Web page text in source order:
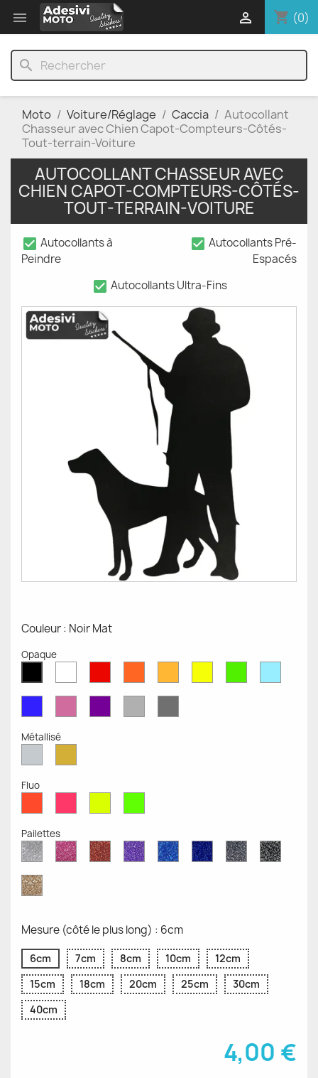
 shopping_cart (0)

search
Moto Voiture/Réglage Caccia
Autocollant
Chasseur avec Chien Capot-Compteurs-Côtés-
Tout-terrain-Voiture
AUTOCOLLANT CHASSEUR AVEC
CHIEN CAPOT-COMPTEURS-CÔTÉS-
TOUT-TERRAIN-VOITURE
check_box Autocollants à
Peindre
check_box Autocollants Pré-
Espacés
check_box Autocollants Ultra-Fins
Couleur : Noir Mat
Opaque
Mat
Mat
Mat
Mat
Mate
OpaqueMat
Opaque
Mat
Mat
Mat
Clair
Foncé
Métallisé
MétalliséMétallique
Fluo
Fluo
Fluo
Fluo
Fluo
Pailettes
Diamant
Scintillant
Paillettes
Roses
Paillettes
Rouges
Paillettes
Violettes
Saphir
Bleu
Paillettes
Bleu
Gris
PailletéNoires
Paillettes
d'Or
Mesure (côté le plus long) : 6cm
6cm 7cm 8cm 10cm
12cm
15cm
18cm 20cm 25cm
30cm
40cm
4,00 €